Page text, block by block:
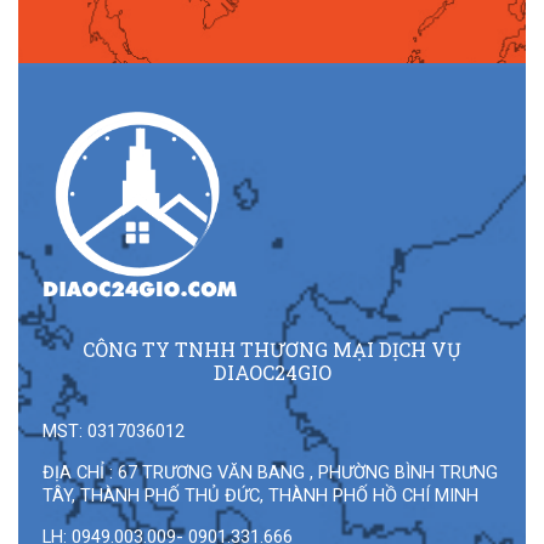
CÔNG TY TNHH THƯƠNG MẠI DỊCH VỤ
DIAOC24GIO
MST: 0317036012
ĐỊA CHỈ : 67 TRƯƠNG VĂN BANG , PHƯỜNG BÌNH TRƯNG
TÂY, THÀNH PHỐ THỦ ĐỨC, THÀNH PHỐ HỒ CHÍ MINH
LH: 0949.003.009- 0901.331.666